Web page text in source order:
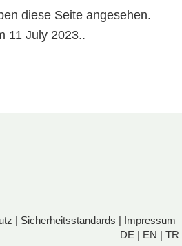
diese Seite angesehen.
11 July 2023..
| Sicherheitsstandards | Impressum
DE | EN | TR